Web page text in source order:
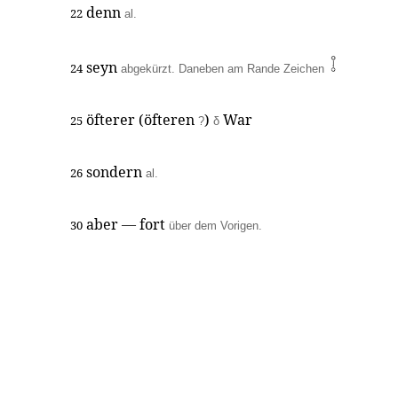
22 denn al.
24 seyn abgekürzt. Daneben am Rande Zeichen
25 öfterer (öfteren ?) δ War
26 sondern al.
30 aber — fort über dem Vorigen.